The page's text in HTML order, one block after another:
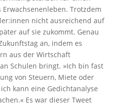
Trotzdem
nicht ausreichend auf
auf sie zukommt. Genau
an, indem es
aus der Wirtschaft
Schulen bringt. »Ich bin fast
von Steuern, Miete oder
kann eine Gedichtanalyse
Es war dieser Tweet